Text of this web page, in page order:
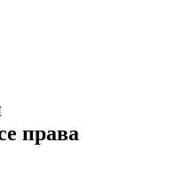
права